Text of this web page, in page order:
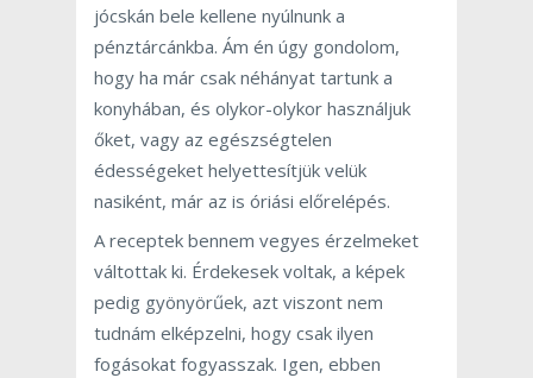
jócskán bele kellene nyúlnunk a
pénztárcánkba. Ám én úgy gondolom,
hogy ha már csak néhányat tartunk a
konyhában, és olykor-olykor használjuk
őket, vagy az egészségtelen
édességeket helyettesítjük velük
nasiként, már az is óriási előrelépés.
A receptek bennem vegyes érzelmeket
váltottak ki. Érdekesek voltak, a képek
pedig gyönyörűek, azt viszont nem
tudnám elképzelni, hogy csak ilyen
fogásokat fogyasszak. Igen, ebben